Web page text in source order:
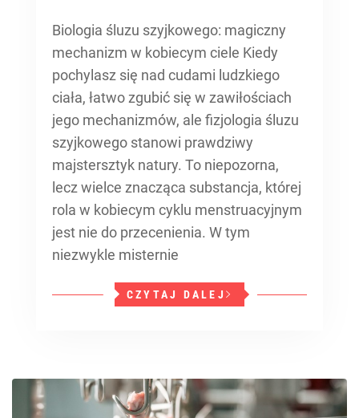
Biologia śluzu szyjkowego: magiczny
mechanizm w kobiecym ciele Kiedy
pochylasz się nad cudami ludzkiego
ciała, łatwo zgubić się w zawiłościach
jego mechanizmów, ale fizjologia śluzu
szyjkowego stanowi prawdziwy
majstersztyk natury. To niepozorna,
lecz wielce znacząca substancja, której
rola w kobiecym cyklu menstruacyjnym
jest nie do przecenienia. W tym
niezwykle misternie
CZYTAJ DALEJ